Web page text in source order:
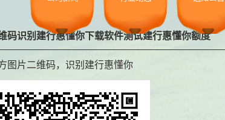
码识别建行惠懂你下载软件测试建行惠懂你额度
图片二维码，识别建行惠懂你